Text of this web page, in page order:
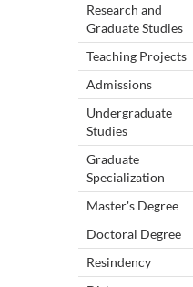
Research and
Graduate Studies
Teaching Projects
Admissions
Undergraduate
Studies
Graduate
Specialization
Master's Degree
Doctoral Degree
Resindency